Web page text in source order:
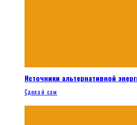
Источники альтернативной
Сделай сам